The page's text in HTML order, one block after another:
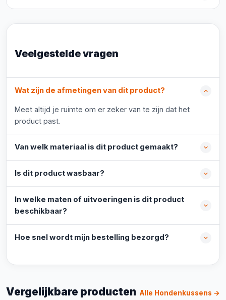
Veelgestelde vragen
Wat zijn de afmetingen van dit product?
Meet altijd je ruimte om er zeker van te zijn dat het
product past.
Van welk materiaal is dit product gemaakt?
Is dit product wasbaar?
In welke maten of uitvoeringen is dit product
beschikbaar?
Hoe snel wordt mijn bestelling bezorgd?
Vergelijkbare producten Alle Hondenkussens →